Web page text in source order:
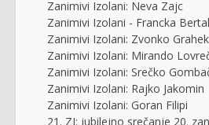
Zanimivi Izolani: Neva Zajc
Zanimivi Izolani - Francka
Zanimivi Izolani: Zvonko Grahek
Zanimivi Izolani: Mirando
Zanimivi Izolani: Srečko
Zanimivi Izolani: Rajko Jakomin
Zanimivi Izolani: Goran Filipi
21. ZI: jubilejno srečanje 20.